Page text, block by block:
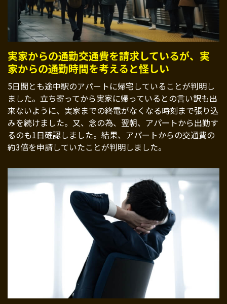
実家からの通勤交通費を請求しているが、実
家からの通勤時間を考えると怪しい
5日間とも途中駅のアパートに帰宅していることが判明し
ました。立ち寄ってから実家に帰っているとの言い訳も出
来ないように、実家までの終電がなくなる時刻まで張り込
みを続けました。又、念の為、翌朝、アパートから出勤す
るのも1日確認しました。結果、アパートからの交通費の
約3倍を申請していたことが判明しました。